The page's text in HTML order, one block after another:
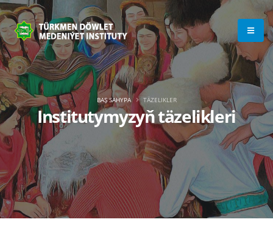
Institutymyzyň täzelikleri
BAŞ SAHYPA TÄZELIKLER